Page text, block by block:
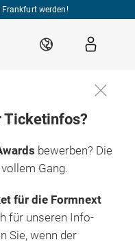
werden!
DE
Ticketinfos?
bewerben? Die
Gang.
für die Formnext
für unseren Info-
Sie, wenn der